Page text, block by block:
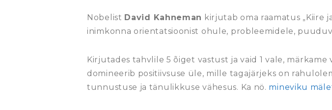
Nobelist David Kahneman kirjutab oma raamatus „Kiire
inimkonna orientatsioonist ohule, probleemidele,
Kirjutades tahvlile 5 õiget vastust ja vaid 1 vale,
domineerib positiivsuse üle, mille tagajärjeks on
tunnustuse ja tänulikkuse vähesus. Ka nö. mineviku